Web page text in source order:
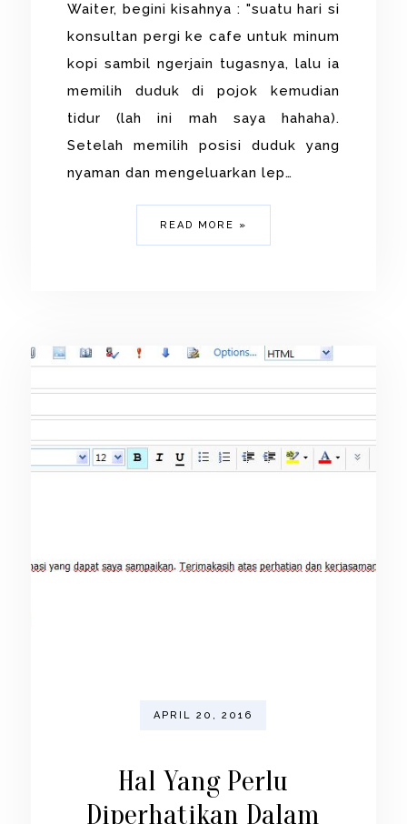
Waiter, begini kisahnya : "suatu hari si
konsultan pergi ke cafe untuk minum
kopi sambil ngerjain tugasnya, lalu ia
memilih duduk di pojok kemudian
tidur (lah ini mah saya hahaha).
Setelah memilih posisi duduk yang
nyaman dan mengeluarkan lep…
READ MORE »
APRIL 20, 2016
Hal Yang Perlu
Diperhatikan Dalam